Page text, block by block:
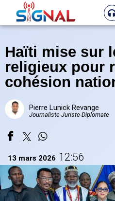
Haïti mise sur
religieux pour
cohésion
Pierre Lunick Revange
Journaliste-Juriste-Diplomate
13 mars 2026 12:56